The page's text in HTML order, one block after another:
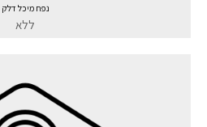
נפח מיכל דלק
ללא